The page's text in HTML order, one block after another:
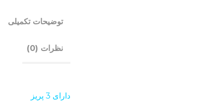
توضیحات تکمیلی
نظرات (0)
دارای 3 پریز